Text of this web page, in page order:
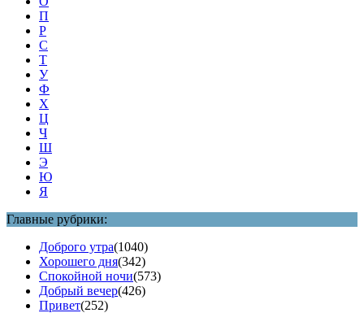
П
Р
С
Т
У
Ф
Х
Ц
Ч
Ш
Э
Ю
Я
Главные рубрики:
Доброго утра(1040)
Хорошего дня(342)
Спокойной ночи(573)
Добрый вечер(426)
Привет(252)